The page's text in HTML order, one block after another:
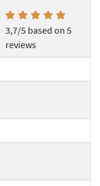
3,7/5 based on 5
reviews